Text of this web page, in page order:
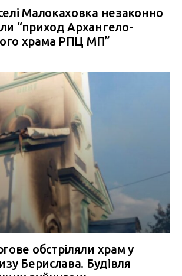
Малокаховка незаконно
“приход Архангело-
храма РПЦ МП”
обстріляли храм у
Берислава. Будівля